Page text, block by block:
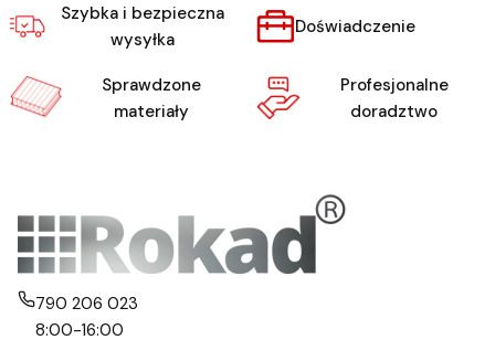
Szybka i bezpieczna
wysyłka
Doświadczenie
Sprawdzone
materiały
Profesjonalne
doradztwo
790 206 023
8:00-16:00